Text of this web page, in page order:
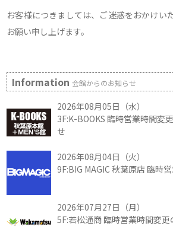
お客様につきましては、ご迷惑をおかけい
お願い申し上げます。
Information会館からのお知らせ
2026年08月05日（水）
3F:K-BOOKS 臨時営業時間変
せ
2026年08月04日（火）
9F:BIG MAGIC 秋葉原店 臨時
2026年07月27日（月）
5F:若松通商 臨時営業時間変更